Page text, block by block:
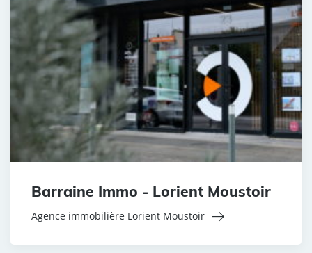
Barraine Immo - Lorient Moustoir
Agence immobilière Lorient Moustoir